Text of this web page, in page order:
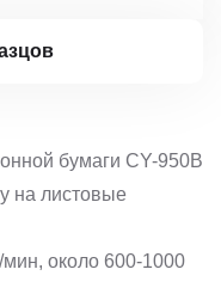
бумаги CY-950B
на листовые
мин, около 600-1000